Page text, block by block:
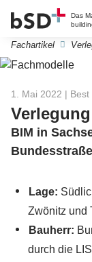
Das
Fachartikel
1. Mai 2022 | Best
BIM in
Lage:
Zwönitz und
Bauherr:
durch die